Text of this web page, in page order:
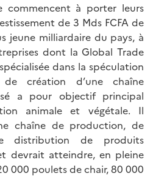
commencent à porter leurs
de 3 Mds FCFA de
jeune milliardaire du pays, à
dont la Global Trade
dans la spéculation
création d’une chaîne
a pour objectif principal
animale et végétale. Il
chaîne de production, de
distribution de produits
devrait atteindre, en pleine
000 poulets de chair, 80 000